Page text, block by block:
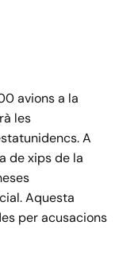
avions a la
les
A
de xips de la
Aquesta
per acusacions